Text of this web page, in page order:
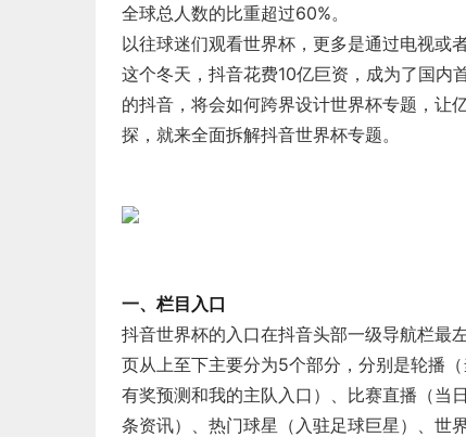
全球总人数的比重超过60%。
以往球迷们观看世界杯，更多是通过电视
这个冬天，抖音花费10亿巨资，成为了国内
的抖音，将会如何跨界设计世界杯专题，让
探，就来全面拆解抖音世界杯专题。
一、栏目入口
抖音世界杯的入口在抖音头部一级导航栏最
页从上至下主要分为5个部分，分别是轮播
有奖预测和我的主队入口）、比赛直播（当
条资讯）、热门球星（入驻足球巨星）、世